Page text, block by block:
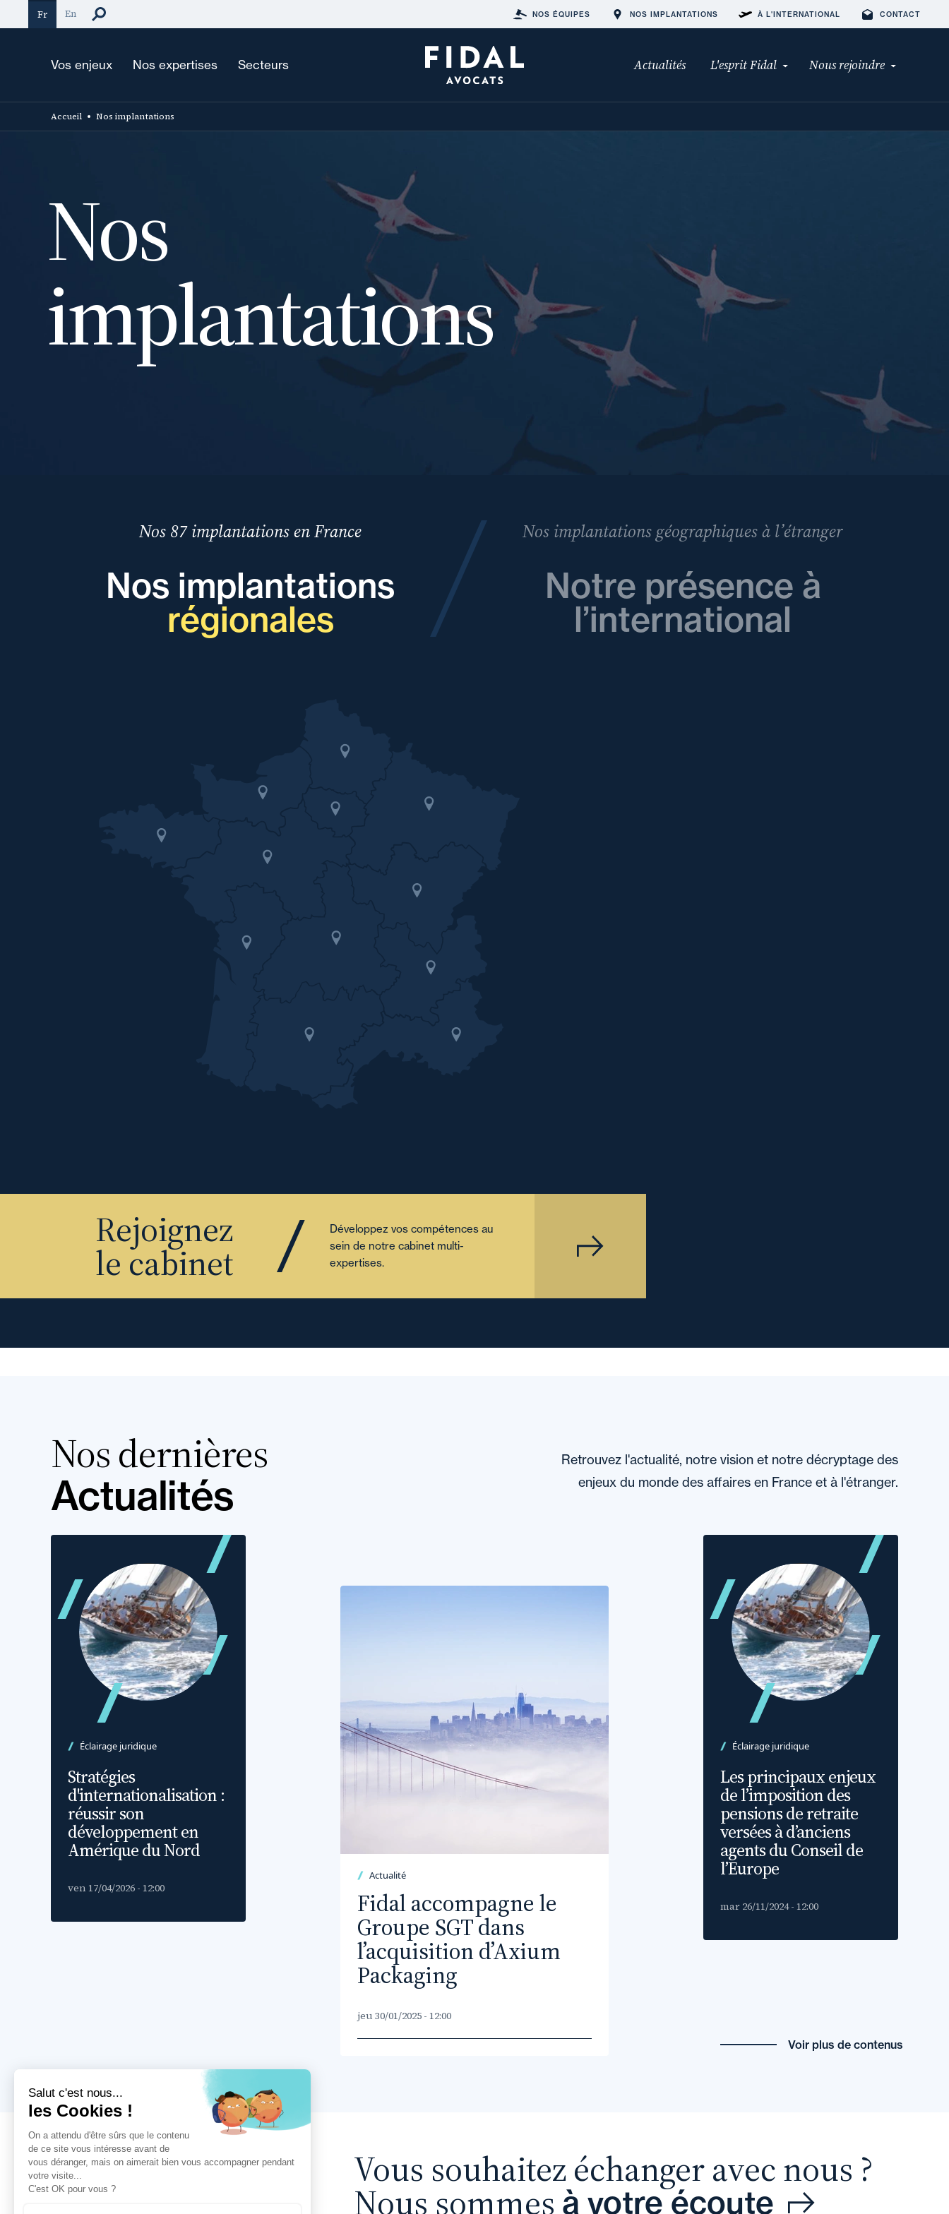
au
Fr En NOS ÉQUIPES NOS IMPLANTATIONS À L'INTERNATIONAL CONTACT
Vos enjeux Nos expertises Secteurs Actualités L'esprit Fidal Nous rejoindre
Accueil Nos implantations
Nos
implantations
Nos 87 implantations en France
Nos implantations
régionales
Nos implantations géographiques à l’étranger
Notre présence à
l’international
Rejoignez
le cabinet
Développez vos compétences au
sein de notre cabinet multi-
expertises.
Nos dernières
Actualités
Retrouvez l'actualité, notre vision et notre décryptage des
enjeux du monde des affaires en France et à l'étranger.
Éclairage juridique
Stratégies
d'internationalisation :
réussir son
développement en
Amérique du Nord
ven 17/04/2026 - 12:00
Actualité
Fidal accompagne le
Groupe SGT dans
l’acquisition d’Axium
Packaging
jeu 30/01/2025 - 12:00
Éclairage juridique
Les principaux enjeux
de l’imposition des
pensions de retraite
versées à d’anciens
agents du Conseil de
l’Europe
mar 26/11/2024 - 12:00
Voir plus de contenus
Vous souhaitez échanger avec nous ?
Nous sommes à votre écoute